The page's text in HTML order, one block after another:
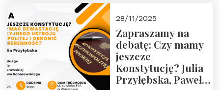
28/11/2025
Zapraszamy na
debatę: Czy mamy
jeszcze
Konstytucję? Julia
Przyłębska, Paweł